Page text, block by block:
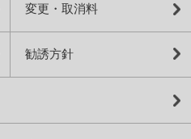
変更・取消料
勧誘方針